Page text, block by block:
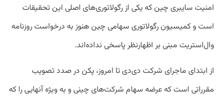
امنیت سایبری چین که یکی از رگولاتوری‌های اصلی این تحقیقات
است و کمیسیون رگولاتوری سهامی چین هنوز به درخواست روزنامه
وال‌استریت مبنی بر اظهارنظر پاسخی نداده‌اند.
از ابتدای ماجرای شرکت دی‌دی تا امروز، پکن در صدد تصویب
مقرراتی است که عرضه سهام شرکت‌های چینی و به ویژه آنهایی را که